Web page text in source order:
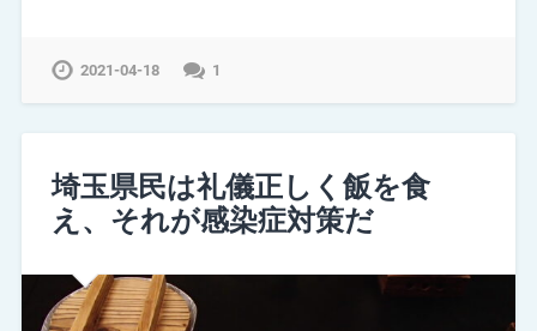
2021-04-18 1
埼玉県民は礼儀正しく飯を食
え、それが感染症対策だ